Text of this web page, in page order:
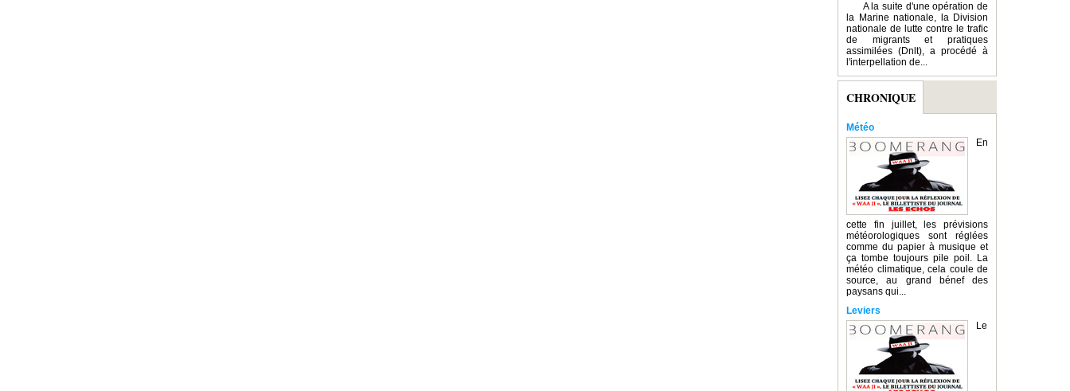
A la suite d'une opération de
la Marine nationale, la Division
nationale de lutte contre le trafic
de migrants et pratiques
assimilées (Dnlt), a procédé à
l'interpellation de...
CHRONIQUE
Météo
En
cette fin juillet, les prévisions
météorologiques sont réglées
comme du papier à musique et
ça tombe toujours pile poil. La
météo climatique, cela coule de
source, au grand bénef des
paysans qui...
Leviers
Le